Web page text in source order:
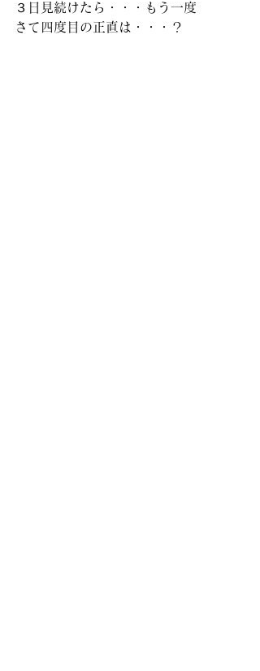
３日見続けたら・・・もう一度
さて四度目の正直は・・・？